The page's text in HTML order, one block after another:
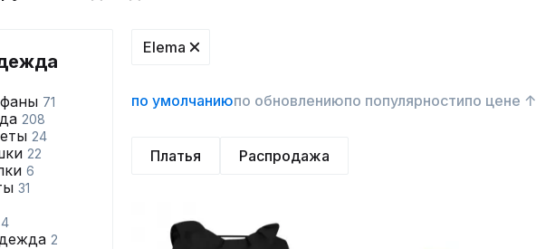
71
208
24
22
6
31
4
2
Elema
по умолчаниюпо обновлениюпо популярностипо цене ↑
Платья Распродажа